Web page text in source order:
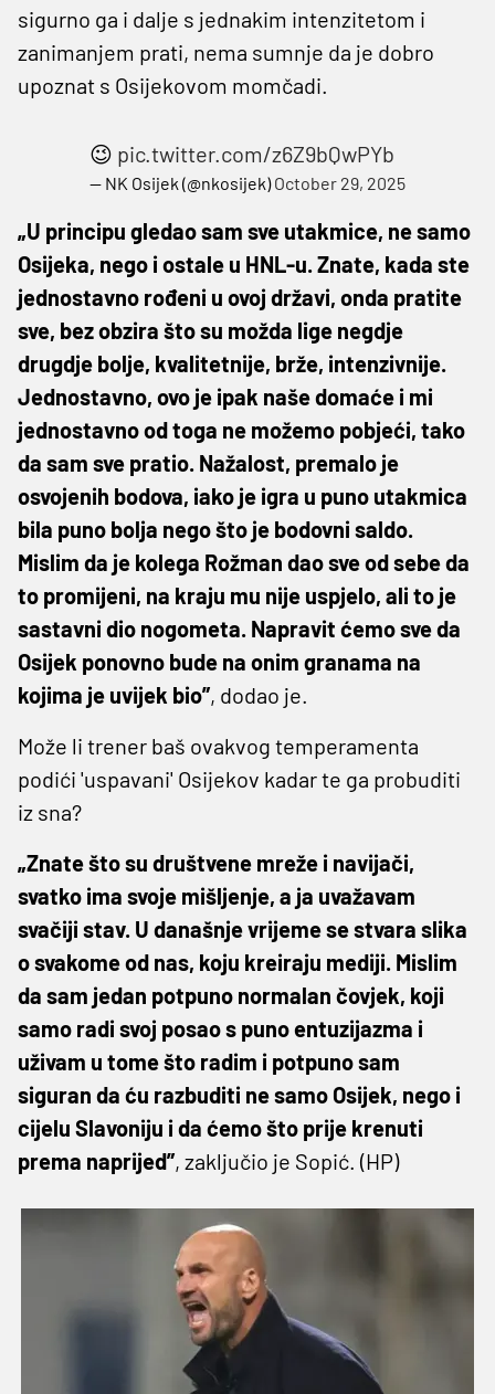
sigurno ga i dalje s jednakim intenzitetom i
zanimanjem prati, nema sumnje da je dobro
upoznat s Osijekovom momčadi.
😉 pic.twitter.com/z6Z9bQwPYb
— NK Osijek (@nkosijek)October 29, 2025
„U principu gledao sam sve utakmice, ne samo
Osijeka, nego i ostale u HNL-u. Znate, kada ste
jednostavno rođeni u ovoj državi, onda pratite
sve, bez obzira što su možda lige negdje
drugdje bolje, kvalitetnije, brže, intenzivnije.
Jednostavno, ovo je ipak naše domaće i mi
jednostavno od toga ne možemo pobjeći, tako
da sam sve pratio. Nažalost, premalo je
osvojenih bodova, iako je igra u puno utakmica
bila puno bolja nego što je bodovni saldo.
Mislim da je kolega Rožman dao sve od sebe da
to promijeni, na kraju mu nije uspjelo, ali to je
sastavni dio nogometa. Napravit ćemo sve da
Osijek ponovno bude na onim granama na
kojima je uvijek bio”, dodao je.
Može li trener baš ovakvog temperamenta
podići 'uspavani' Osijekov kadar te ga probuditi
iz sna?
„Znate što su društvene mreže i navijači,
svatko ima svoje mišljenje, a ja uvažavam
svačiji stav. U današnje vrijeme se stvara slika
o svakome od nas, koju kreiraju mediji. Mislim
da sam jedan potpuno normalan čovjek, koji
samo radi svoj posao s puno entuzijazma i
uživam u tome što radim i potpuno sam
siguran da ću razbuditi ne samo Osijek, nego i
cijelu Slavoniju i da ćemo što prije krenuti
prema naprijed”, zaključio je Sopić. (HP)